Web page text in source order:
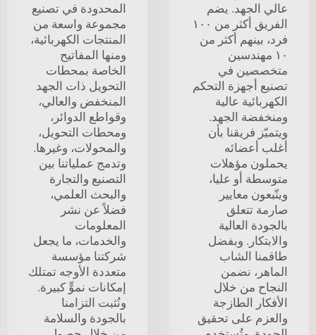
عالي الجهد. يضم
الفريق أكثر من ١٠٠
فرد، بينهم أكثر من
١٠ مهندسين
متخصصين في
تصنيع أجهزة التحكم
الكهربائية عالية
ومنخفضة الجهد.
ويتميّز فريقنا بأن
أغلب أعضائه
يحملون مؤهلات
متوسطة أو عليا،
ويتّبعون معايير
صارمة تتعلق
بالجودة العالية
والابتكار. وبفضل
طاقمنا الشاب
الماهر، نضمن
النجاح من خلال
الأفكار الطازجة
والعزم على تحقيق
المحدودة في تصنيع
مجموعة واسعة من
المنتجات الكهربائية،
ومنها المفاتيح
الخاصة بمحطات
التحويل ذات الجهد
المنخفض والعالي،
وقواطع الدوائر،
ومحطات التحويل،
والمحولات، وغيرها.
وتدمج عملياتنا بين
التصنيع والتجارة
والبحث العلمي،
فضلاً عن نشر
المعلومات
والخدمات، ما يجعل
شركتنا مؤسسة
متعددة الأوجه تمتلك
إمكانات نموٍّ كبيرة.
ونُثبت التزامنا
بالجودة والسلامة